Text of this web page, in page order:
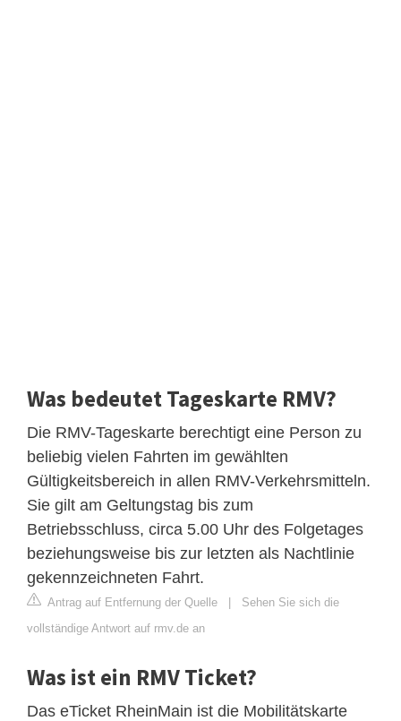
Was bedeutet Tageskarte RMV?
Die RMV-Tageskarte berechtigt eine Person zu
beliebig vielen Fahrten im gewählten
Gültigkeitsbereich in allen RMV-Verkehrsmitteln.
Sie gilt am Geltungstag bis zum
Betriebsschluss, circa 5.00 Uhr des Folgetages
beziehungsweise bis zur letzten als Nachtlinie
gekennzeichneten Fahrt.
Antrag auf Entfernung der Quelle | Sehen Sie sich die
vollständige Antwort auf rmv.de an
Was ist ein RMV Ticket?
Das eTicket RheinMain ist die Mobilitätskarte